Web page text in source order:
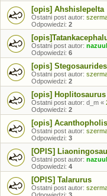
[opis] Ahshislepelta
Ostatni post autor:
Odpowiedzi: 2
Ostatni post autor: nazuul
Odpowiedzi: 6
[opis]
Ostatni post autor:
Odpowiedzi: 2
[opis] Hoplitosaurus
Ostatni post autor: d_m «
Odpowiedzi: 2
[opis] Acanthopholis
Ostatni post autor:
Odpowiedzi: 3
[OPIS]
Ostatni post autor: nazuul
Odpowiedzi: 4
[OPIS] Talarurus
Ostatni post autor: